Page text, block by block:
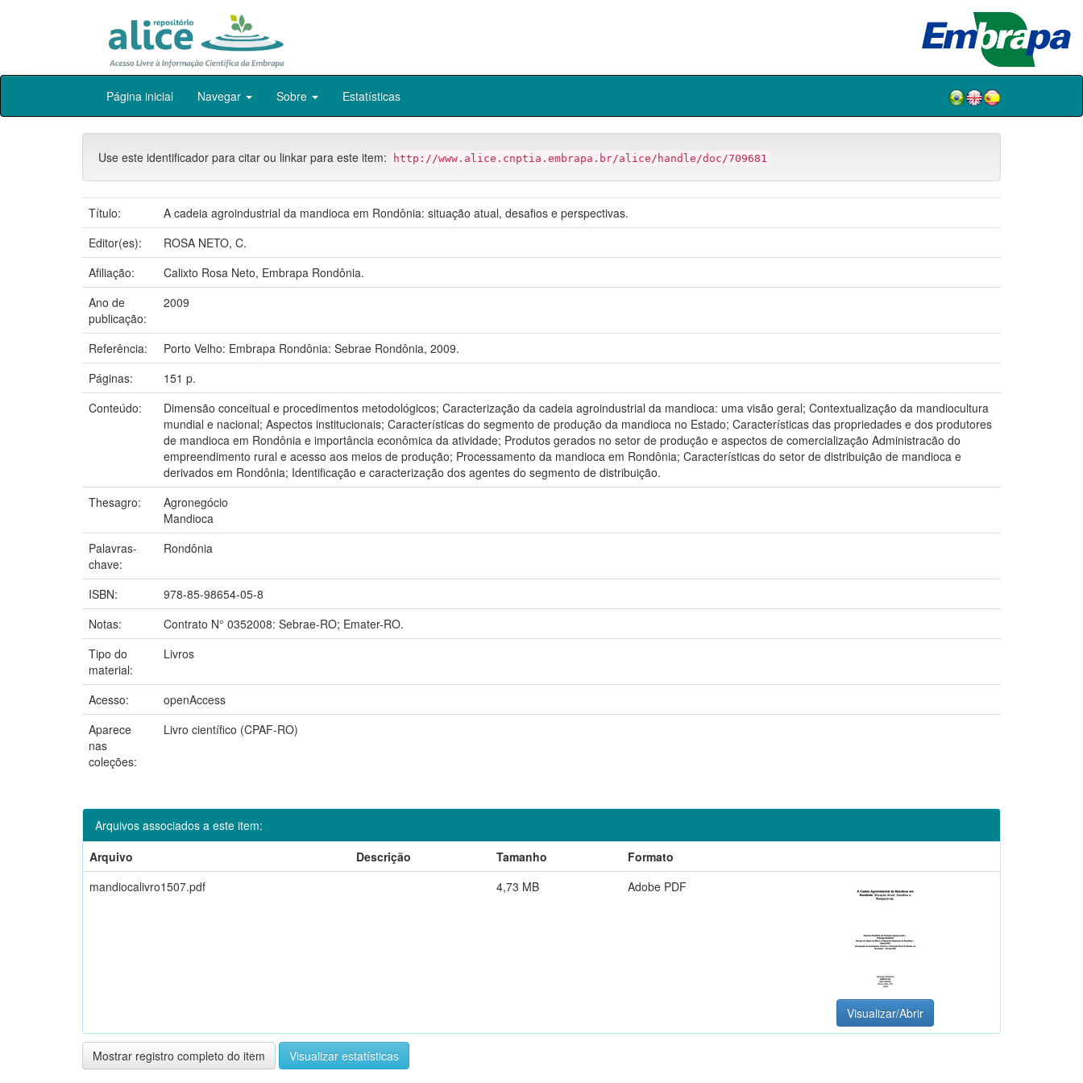
Skip
Página inicial Navegar Sobre Estatísticas
Use este identificador para citar ou linkar para este item: http://www.alice.cnptia.embrapa.br/alice/handle/doc/709681
Título:
A cadeia agroindustrial da mandioca em Rondônia: situação atual, desafios e perspectivas.
Editor(es):
ROSA NETO, C.
Afiliação:
Calixto Rosa Neto, Embrapa Rondônia.
Ano de
publicação:
2009
Referência:
Porto Velho: Embrapa Rondônia: Sebrae Rondônia, 2009.
Páginas:
151 p.
Conteúdo:
Dimensão conceitual e procedimentos metodológicos; Caracterização da cadeia agroindustrial da mandioca: uma visão geral; Contextualização da mandiocultura
mundial e nacional; Aspectos institucionais; Características do segmento de produção da mandioca no Estado; Características das propriedades e dos produtores
de mandioca em Rondônia e importância econômica da atividade; Produtos gerados no setor de produção e aspectos de comercialização Administracão do
empreendimento rural e acesso aos meios de produção; Processamento da mandioca em Rondônia; Características do setor de distribuição de mandioca e
derivados em Rondônia; Identificação e caracterização dos agentes do segmento de distribuição.
Thesagro:
Agronegócio
Mandioca
Palavras-
chave:
Rondônia
ISBN:
978-85-98654-05-8
Notas:
Contrato N° 0352008: Sebrae-RO; Emater-RO.
Tipo do
material:
Livros
Acesso:
openAccess
Aparece
nas
coleções:
Livro científico (CPAF-RO)
Arquivos associados a este item:
Arquivo
Descrição Tamanho
Formato
mandiocalivro1507.pdf
4,73 MB Adobe PDF
Visualizar/Abrir
Mostrar registro completo do item Visualizar estatísticas